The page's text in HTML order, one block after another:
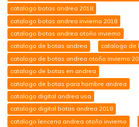
catalogo botas andrea 2018
catalogo botas andrea invierno 2018
catalogo botas andrea otoño invierno
catalogo de botas andrea
catalogo de
catalogo de botas andrea otoño invierno
catalogo de botas en andrea
catalogo de botas para hombre andrea
catalogo digital andrea usa
catalogo digital botas andrea 2018
catalogo lenceria andrea otoño invierno